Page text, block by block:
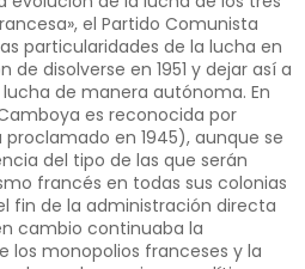
el Partido Comunista
particularidades de la lucha en
disolverse en 1951 y dejar así a
de manera autónoma. En
es reconocida por
en 1945), aunque se
del tipo de las que serán
francés en todas sus colonias
fin de la administración directa
cambio continuaba la
monopolios franceses y la